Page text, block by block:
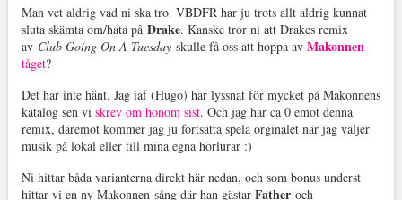
Man vet aldrig vad ni ska tro. VBDFR har ju trots allt aldrig kunnat
sluta skämta om/hata på Drake. Kanske tror ni att Drakes remix
av Club Going On A Tuesday skulle få oss att hoppa av Makonnen-
tåget?
Det har inte hänt. Jag iaf (Hugo) har lyssnat för mycket på Makonnens
katalog sen vi skrev om honom sist. Och jag har ca 0 emot denna
remix, däremot kommer jag ju fortsätta spela orginalet när jag väljer
musik på lokal eller till mina egna hörlurar :)
Ni hittar båda varianterna direkt här nedan, och som bonus underst
hittar vi en ny Makonnen-sång där han gästar Father och